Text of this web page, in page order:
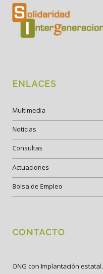
ENLACES
Multimedia
Noticias
Consultas
Actuaciones
Bolsa de Empleo
CONTACTO
ONG con Implantación estatal.